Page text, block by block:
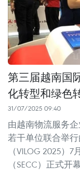
第三届越南国
化转型和绿色
31/07/2025 09:40
由越南物流服务企
若干单位联合举
（VILOG 2025）
（SECC）正式开幕